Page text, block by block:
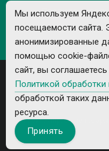
Правила
Политика
Все рекламируемые
Мы используем
посещаемости сайта.
анонимизированные
помощью cookie-
сайт, вы соглашаетесь
Политикой
обработкой таких
ресурса.
Принять